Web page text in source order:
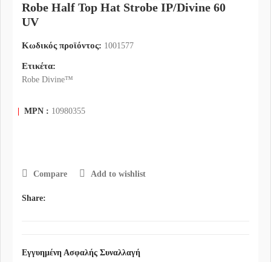
Robe Half Top Hat Strobe IP/Divine 60
UV
Κωδικός προϊόντος: 1001577
Ετικέτα:
Robe Divine™
MPN : 10980355
Compare Add to wishlist
Share:
Εγγυημένη Ασφαλής Συναλλαγή